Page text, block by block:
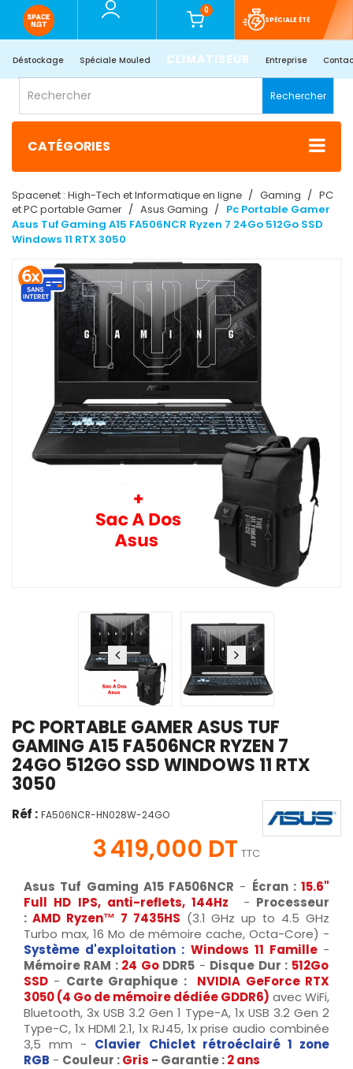
0
SPÉCIALE ÉTÉ
Déstockage Spéciale Mouled CLIMATISEUR Entreprise
Rechercher
CATÉGORIES
Spacenet : High-Tech et Informatique en ligne Gaming
PC
et PC portable Gamer
Asus Gaming
Pc Portable Gamer
Asus Tuf Gaming A15 FA506NCR Ryzen 7 24Go 512Go SSD
Windows 11 RTX 3050
PC PORTABLE GAMER ASUS TUF
GAMING A15 FA506NCR RYZEN 7
24GO 512GO SSD WINDOWS 11 RTX
3050
Réf : FA506NCR-HN028W-24GO
3 419,000 DT TTC
Asus Tuf Gaming A15 FA506NCR - Écran : 15.6"
Full HD IPS, anti-reflets, 144Hz - Processeur
: AMD Ryzen™ 7 7435HS (3.1 GHz up to 4.5 GHz
Turbo max, 16 Mo de mémoire cache, Octa-Core) -
Système d'exploitation : Windows 11 Famille -
Mémoire RAM : 24 GoDDR5 - Disque Dur : 512Go
SSD - Carte Graphique :
NVIDIA GeForce RTX
3050 (4 Go de mémoire dédiée GDDR6) avec WiFi,
Bluetooth, 3x USB 3.2 Gen 1 Type-A, 1x USB 3.2 Gen 2
Type-C, 1x HDMI 2.1, 1x RJ45, 1x prise audio combinée
3,5 mm - Clavier Chiclet rétroéclairé 1 zone
RGB - Couleur :Gris - Garantie :2 ans